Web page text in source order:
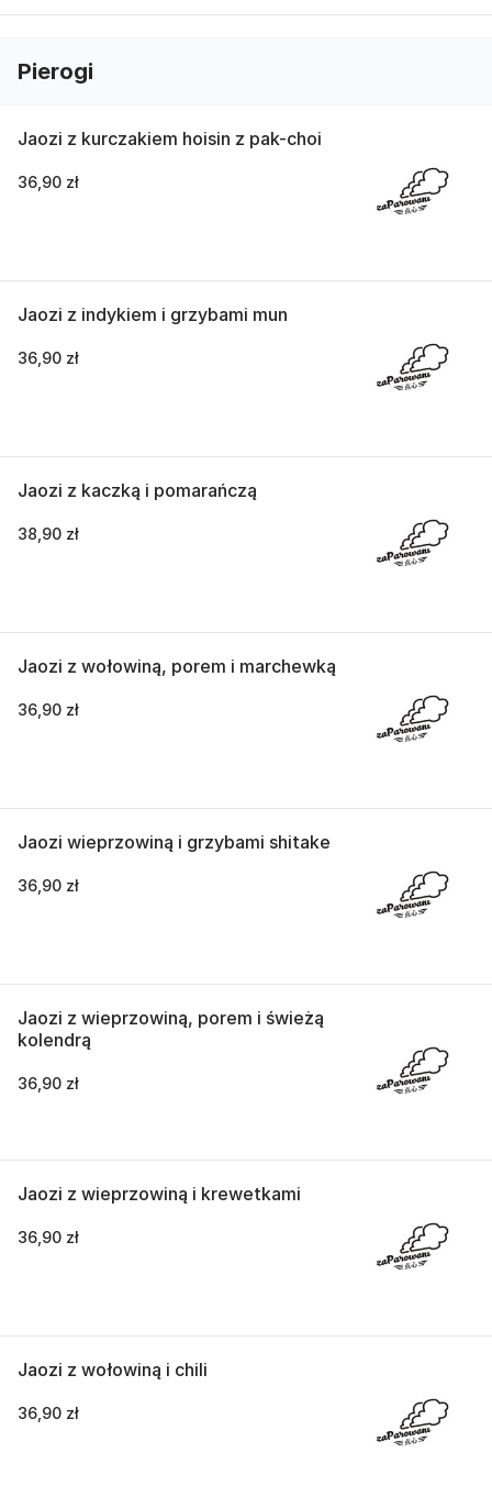
Pierogi
Jaozi z kurczakiem hoisin z pak-choi
36,90 zł
Jaozi z indykiem i grzybami mun
36,90 zł
Jaozi z kaczką i pomarańczą
38,90 zł
Jaozi z wołowiną, porem i marchewką
36,90 zł
Jaozi wieprzowiną i grzybami shitake
36,90 zł
Jaozi z wieprzowiną, porem i świeżą
kolendrą
36,90 zł
Jaozi z wieprzowiną i krewetkami
36,90 zł
Jaozi z wołowiną i chili
36,90 zł